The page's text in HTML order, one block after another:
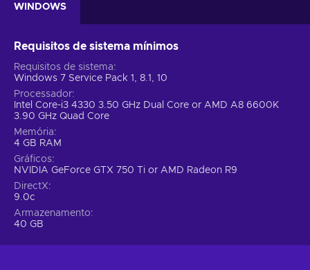
WINDOWS
Requisitos de sistema mínimos
Requisitos de sistema
Windows 7 Service Pack 1, 8.1, 10
Processador
Intel Core-i3 4330 3.50 GHz Dual Core or AMD A8 6600K
3.90 GHz Quad Core
Memória
4 GB RAM
Gráficos
NVIDIA GeForce GTX 750 Ti or AMD Radeon R9
DirectX
9.0c
Armazenamento
40 GB